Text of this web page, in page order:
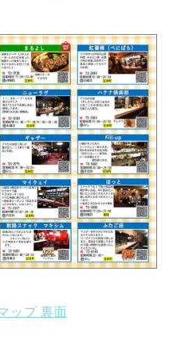
ップ 裏面